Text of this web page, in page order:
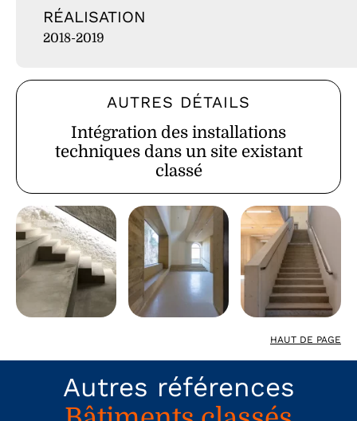
RÉALISATION
2018-2019
AUTRES DÉTAILS
Intégration des installations
techniques dans un site existant
classé
HAUT DE PAGE
Autres références